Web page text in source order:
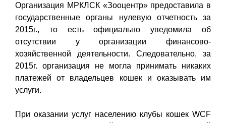
Организация МРКЛСК «Зооцентр» предоставила в
государственные органы нулевую отчетность за
2015г., то есть официально уведомила об
отсутствии у организации финансово-
хозяйственной деятельности. Следовательно, за
2015г. организация не могла принимать никаких
платежей от владельцев кошек и оказывать им
услуги.
При оказании услуг населению клубы кошек WCF